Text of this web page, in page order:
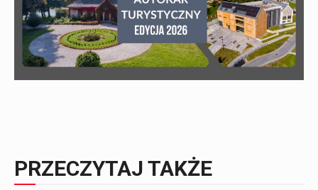
PRZECZYTAJ TAKŻE